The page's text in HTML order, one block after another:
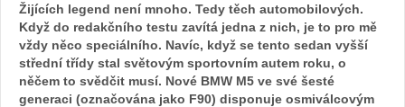
Žijících legend není mnoho. Tedy těch automobilových.
Když do redakčního testu zavítá jedna z nich, je to pro mě
vždy něco speciálního. Navíc, když se tento sedan vyšší
střední třídy stal světovým sportovním autem roku, o
něčem to svědčit musí. Nové BMW M5 ve své šesté
generaci (označována jako F90) disponuje osmiválcovým